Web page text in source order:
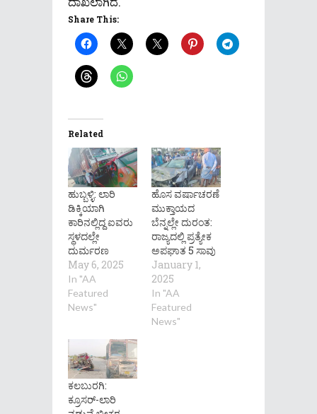
Share This:
Related
ಹುಬ್ಬಳ್ಳಿ: ಲಾರಿ
ಡಿಕ್ಕಿಯಾಗಿ
ಕಾರಿನಲ್ಲಿದ್ದ ಐವರು
ಸ್ಥಳದಲ್ಲೇ
ದುರ್ಮರಣ
May 6, 2025
In "AA
Featured
News"
ಹೊಸ ವರ್ಷಾಚರಣೆ
ಮುಕ್ತಾಯದ
ಬೆನ್ನಲ್ಲೇ ದುರಂತ:
ರಾಜ್ಯದಲ್ಲಿ ಪ್ರತ್ಯೇಕ
ಅಪಘಾತ 5 ಸಾವು
January 1,
2025
In "AA
Featured
News"
ಕಲಬುರಗಿ:
ಕ್ರೂಸರ್-ಲಾರಿ